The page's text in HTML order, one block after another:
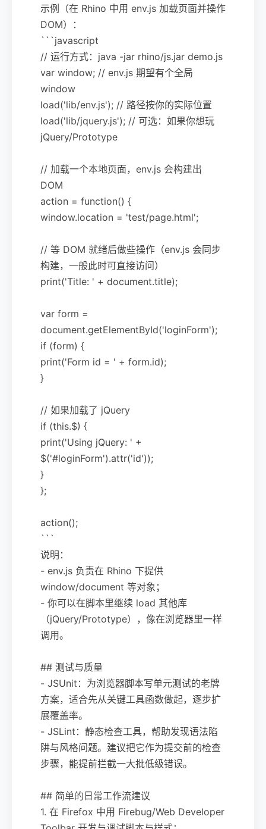
示例（在 Rhino 中用 env.js 加载页面并操作
DOM）：
```javascript
// 运行方式：java -jar rhino/js.jar demo.js
var window; // env.js 期望有个全局
window
load('lib/env.js'); // 路径按你的实际位置
load('lib/jquery.js'); // 可选：如果你想玩
jQuery/Prototype
// 加载一个本地页面，env.js 会构建出
DOM
action = function() {
window.location = 'test/page.html';
// 等 DOM 就绪后做些操作（env.js 会同步
构建，一般此时可直接访问）
print('Title: ' + document.title);
var form =
document.getElementById('loginForm');
if (form) {
print('Form id = ' + form.id);
}
// 如果加载了 jQuery
if (this.$) {
print('Using jQuery: ' +
$('#loginForm').attr('id'));
}
};
action();
```
说明：
- env.js 负责在 Rhino 下提供
window/document 等对象；
- 你可以在脚本里继续 load 其他库
（jQuery/Prototype），像在浏览器里一样
调用。
## 测试与质量
- JSUnit：为浏览器脚本写单元测试的老牌
方案，适合先从关键工具函数做起，逐步扩
展覆盖率。
- JSLint：静态检查工具，帮助发现语法陷
阱与风格问题。建议把它作为提交前的检查
步骤，能提前拦截一大批低级错误。
## 简单的日常工作流建议
1. 在 Firefox 中用 Firebug/Web Developer